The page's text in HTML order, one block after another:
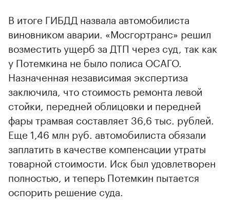
00:00 / 00:00
В итоге ГИБДД назвала автомобилиста
виновником аварии. «Мосгортранс» решил
возместить ущерб за ДТП через суд, так как
у Потемкина не было полиса ОСАГО.
Назначенная независимая экспертиза
заключила, что стоимость ремонта левой
стойки, передней облицовки и передней
фары трамвая составляет 36,6 тыс. рублей.
Еще 1,46 млн руб. автомобилиста обязали
заплатить в качестве компенсации утраты
товарной стоимости. Иск был удовлетворен
полностью, и теперь Потемкин пытается
оспорить решение суда.